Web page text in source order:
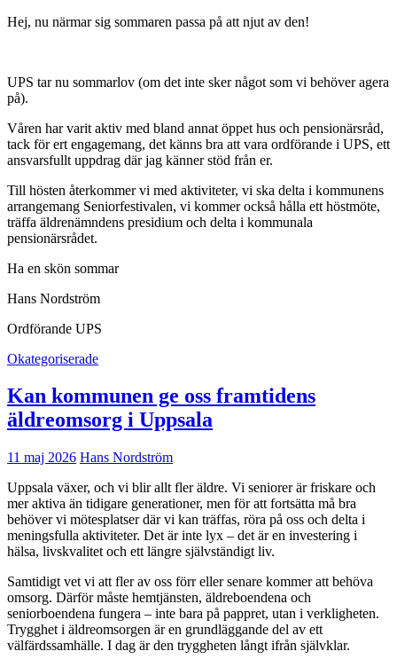
Hej, nu närmar sig sommaren passa på att njut av den!
UPS tar nu sommarlov (om det inte sker något som vi behöver agera
på).
Våren har varit aktiv med bland annat öppet hus och pensionärsråd,
tack för ert engagemang, det känns bra att vara ordförande i UPS, ett
ansvarsfullt uppdrag där jag känner stöd från er.
Till hösten återkommer vi med aktiviteter, vi ska delta i kommunens
arrangemang Seniorfestivalen, vi kommer också hålla ett höstmöte,
träffa äldrenämndens presidium och delta i kommunala
pensionärsrådet.
Ha en skön sommar
Hans Nordström
Ordförande UPS
Okategoriserade
Kan kommunen ge oss framtidens
äldreomsorg i Uppsala
11 maj 2026 Hans Nordström
Uppsala växer, och vi blir allt fler äldre. Vi seniorer är friskare och
mer aktiva än tidigare generationer, men för att fortsätta må bra
behöver vi mötesplatser där vi kan träffas, röra på oss och delta i
meningsfulla aktiviteter. Det är inte lyx – det är en investering i
hälsa, livskvalitet och ett längre självständigt liv.
Samtidigt vet vi att fler av oss förr eller senare kommer att behöva
omsorg. Därför måste hemtjänsten, äldreboendena och
seniorboendena fungera – inte bara på pappret, utan i verkligheten.
Trygghet i äldreomsorgen är en grundläggande del av ett
välfärdssamhälle. I dag är den tryggheten långt ifrån självklar.